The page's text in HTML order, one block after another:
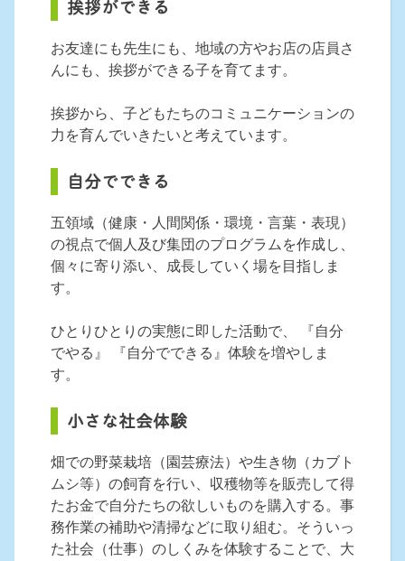
挨拶ができる
お友達にも先生にも、地域の方やお店の店員さ
んにも、挨拶ができる子を育てます。
挨拶から、子どもたちのコミュニケーションの
力を育んでいきたいと考えています。
自分でできる
五領域（健康・人間関係・環境・言葉・表現）
の視点で個人及び集団のプログラムを作成し、
個々に寄り添い、成長していく場を目指しま
す。
ひとりひとりの実態に即した活動で、 『自分
でやる』 『自分でできる』体験を増やしま
す。
小さな社会体験
畑での野菜栽培（園芸療法）や生き物（カブト
ムシ等）の飼育を行い、収穫物等を販売して得
たお金で自分たちの欲しいものを購入する。事
務作業の補助や清掃などに取り組む。そういっ
た社会（仕事）のしくみを体験することで、大